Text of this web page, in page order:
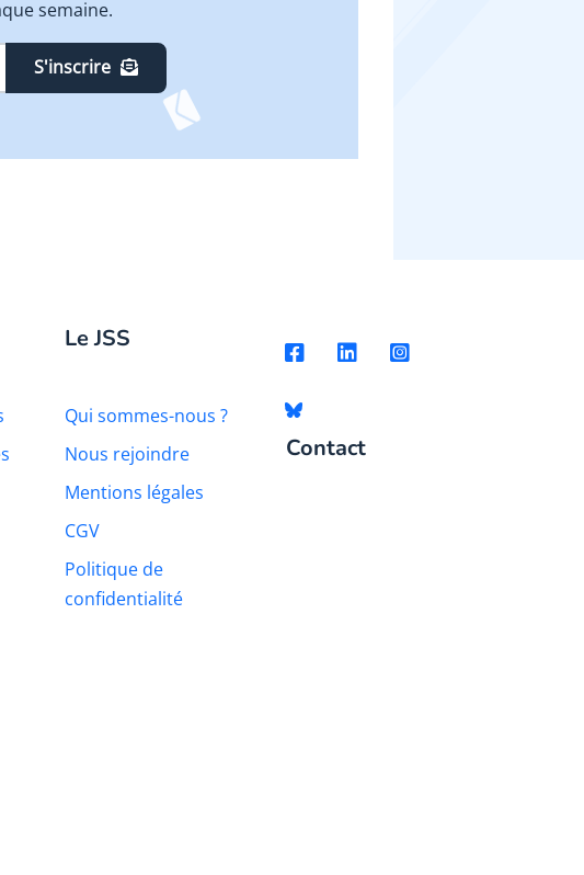
semaine.
S'inscrire
Le JSS
Qui sommes-nous ?
Nous rejoindre
Mentions légales
CGV
Politique de
confidentialité
Contact